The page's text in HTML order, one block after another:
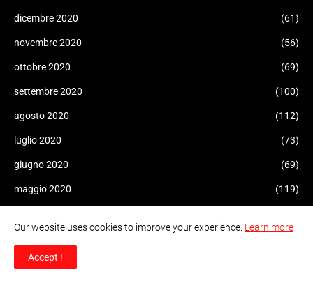
dicembre 2020 (61)
novembre 2020 (56)
ottobre 2020 (69)
settembre 2020 (100)
agosto 2020 (112)
luglio 2020 (73)
giugno 2020 (69)
maggio 2020 (119)
febbraio 2020
Our website uses cookies to improve your experience. Learn more
Accept !